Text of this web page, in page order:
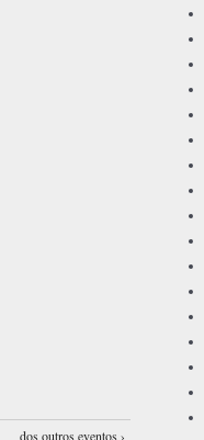
dos outros eventos ›